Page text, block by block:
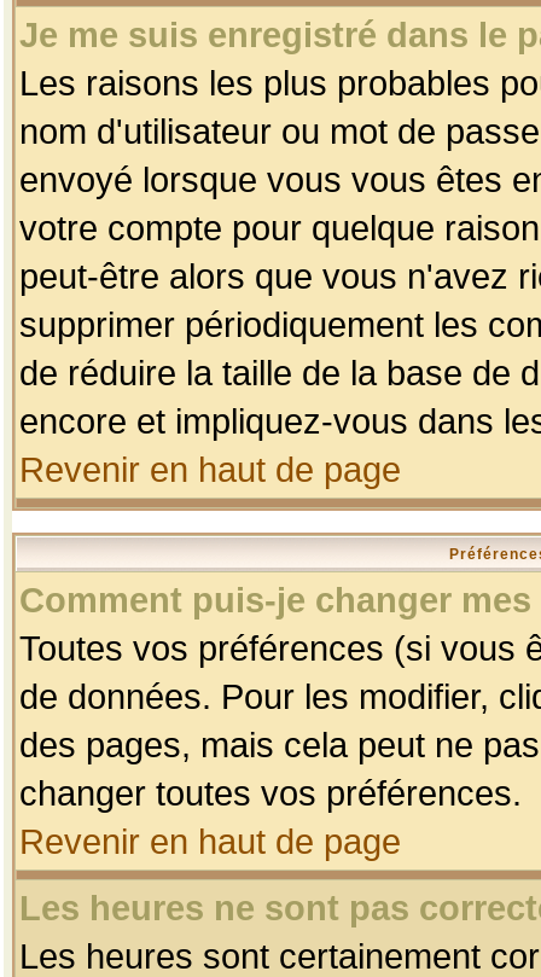
Je me suis enregistré dans le
Les raisons les plus probables
nom d'utilisateur ou mot de
envoyé lorsque vous vous êtes
votre compte pour quelque
peut-être alors que vous n'avez
supprimer périodiquement les
de réduire la taille de la base de
encore et impliquez-vous dans
Revenir en haut de page
Comment puis-je changer
Toutes vos préférences (si vous
de données. Pour les modifier,
des pages, mais cela peut ne
changer toutes vos préférences.
Revenir en haut de page
Les heures ne sont pas
Les heures sont certainement